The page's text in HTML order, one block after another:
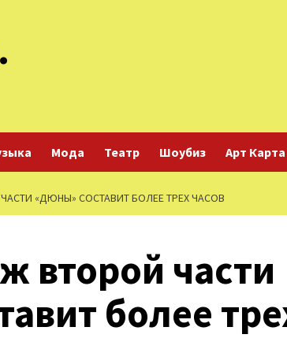
Мода Театр Шоубиз Арт Карта
«ДЮНЫ» СОСТАВИТ БОЛЕЕ ТРЕХ ЧАСОВ
второй части
более